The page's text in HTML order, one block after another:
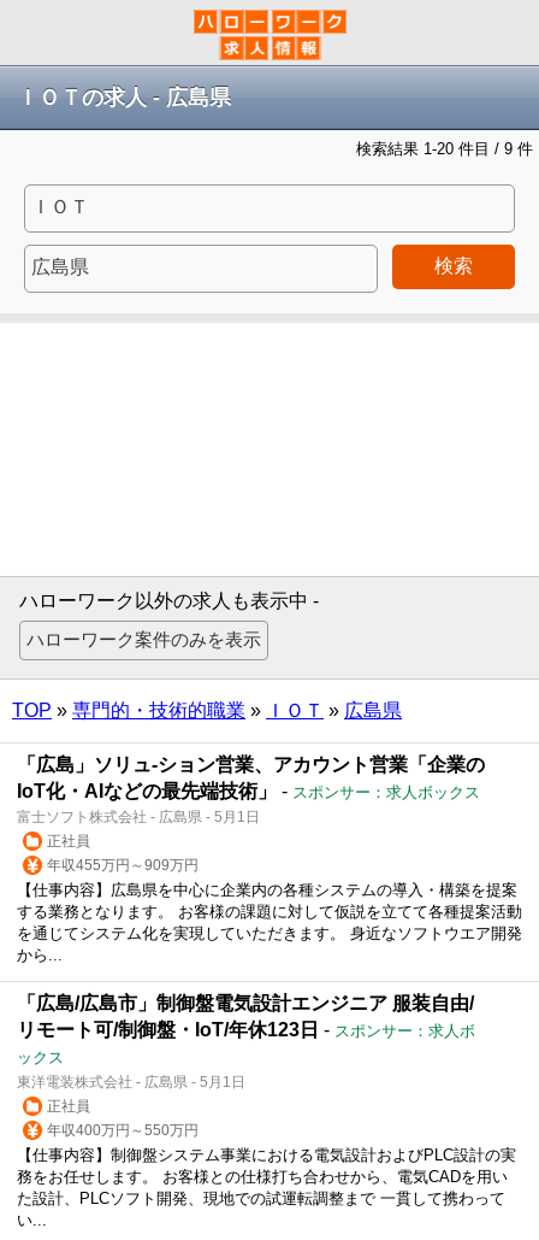
ＩＯＴの求人 - 広島県
検索結果 1-20 件目 / 9 件
検索
ハローワーク以外の求人も表示中 -
TOP » 専門的・技術的職業 » ＩＯＴ » 広島県
「広島」ソリュ-ション営業、アカウント営業「企業の
IoT化・AIなどの最先端技術」
- スポンサー：求人ボックス
富士ソフト株式会社 - 広島県 - 5月1日
正社員
年収455万円～909万円
【仕事内容】広島県を中心に企業内の各種システムの導入・構築を提案
する業務となります。 お客様の課題に対して仮説を立てて各種提案活動
を通じてシステム化を実現していただきます。 身近なソフトウエア開発
から...
「広島/広島市」制御盤電気設計エンジニア 服装自由/
リモート可/制御盤・IoT/年休123日 - スポンサー：求人ボ
ックス
東洋電装株式会社 - 広島県 - 5月1日
正社員
年収400万円～550万円
【仕事内容】制御盤システム事業における電気設計およびPLC設計の実
務をお任せします。 お客様との仕様打ち合わせから、電気CADを用い
た設計、PLCソフト開発、現地での試運転調整まで 一貫して携わって
い...